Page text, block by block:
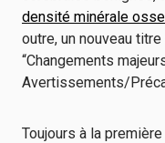
densité minérale
outre, un nouveau
“Changements
Avertissements/
Toujours à la